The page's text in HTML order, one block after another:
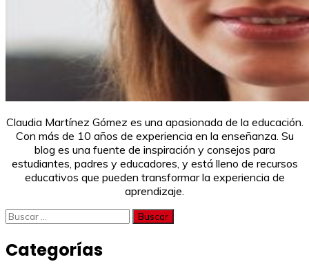
Claudia Martínez Gómez es una apasionada de la educación.
Con más de 10 años de experiencia en la enseñanza. Su
blog es una fuente de inspiración y consejos para
estudiantes, padres y educadores, y está lleno de recursos
educativos que pueden transformar la experiencia de
aprendizaje.
Buscar:
Categorías